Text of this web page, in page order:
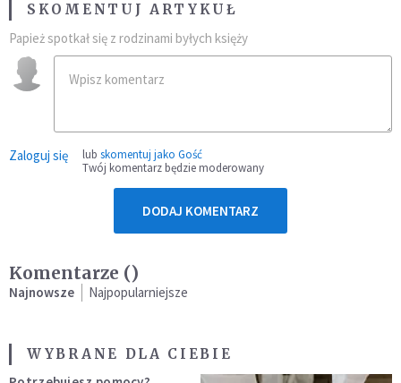
SKOMENTUJ ARTYKUŁ
Papież spotkał się z rodzinami byłych księży
Zaloguj się lub skomentuj jako Gość
Twój komentarz będzie moderowany
DODAJ KOMENTARZ
Komentarze ()
Najnowsze Najpopularniejsze
WYBRANE DLA CIEBIE